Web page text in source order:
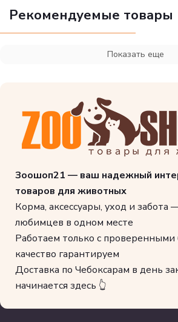
Рекомендуемые товары
Показать еще
Зоошоп21 — ваш надежный
товаров для животных
Корма, аксессуары, уход и забота
любимцев в одном месте
Работаем только с
качество гарантируем
Доставка по Чебоксарам в день
начинается здесь 👆